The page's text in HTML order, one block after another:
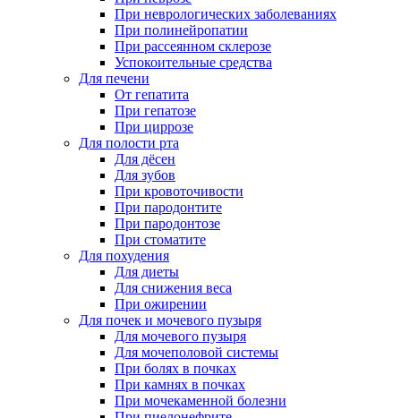
При неврологических заболеваниях
При полинейропатии
При рассеянном склерозе
Успокоительные средства
Для печени
От гепатита
При гепатозе
При циррозе
Для полости рта
Для дёсен
Для зубов
При кровоточивости
При пародонтите
При пародонтозе
При стоматите
Для похудения
Для диеты
Для снижения веса
При ожирении
Для почек и мочевого пузыря
Для мочевого пузыря
Для мочеполовой системы
При болях в почках
При камнях в почках
При мочекаменной болезни